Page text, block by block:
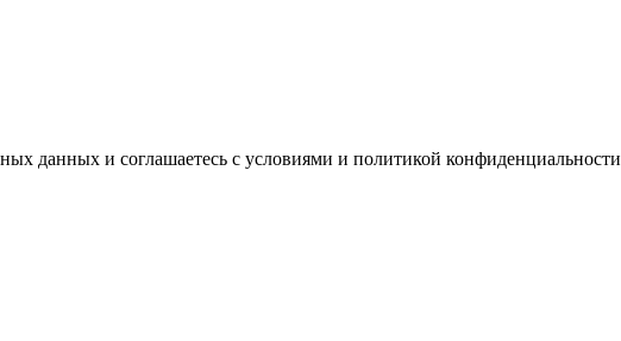
данных и соглашаетесь с условиями и политикой конфиденциальности